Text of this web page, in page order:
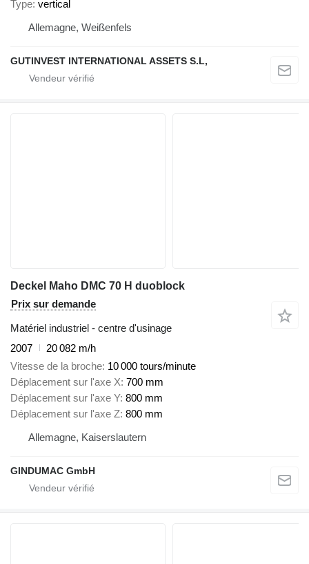
Type vertical
Allemagne, Weißenfels
GUTINVEST INTERNATIONAL ASSETS S.L,
Deckel Maho DMC 70 H duoblock
Prix sur demande
Matériel industriel - centre d'usinage
2007
20 082 m/h
Vitesse de la broche 10 000 tours/minute
Déplacement sur l'axe X 700 mm
Déplacement sur l'axe Y 800 mm
Déplacement sur l'axe Z 800 mm
Allemagne, Kaiserslautern
GINDUMAC GmbH